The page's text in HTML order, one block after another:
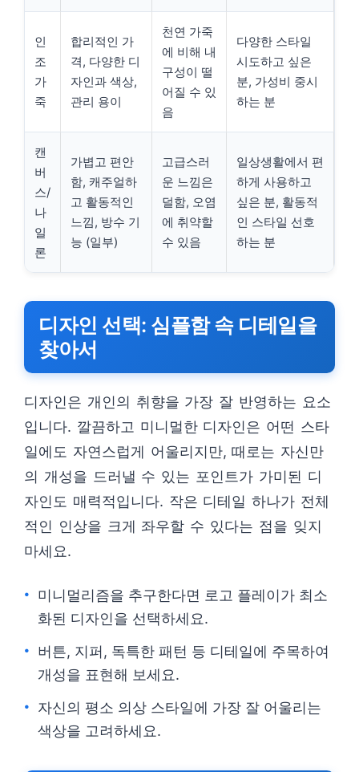
인
조
가
죽
합리적인 가
격, 다양한 디
자인과 색상,
관리 용이
천연 가죽
에 비해 내
구성이 떨
어질 수 있
음
다양한 스타일
시도하고 싶은
분, 가성비 중시
하는 분
캔
버
스/
나
일
론
가볍고 편안
함, 캐주얼하
고 활동적인
느낌, 방수 기
능 (일부)
고급스러
운 느낌은
덜함, 오염
에 취약할
수 있음
일상생활에서 편
하게 사용하고
싶은 분, 활동적
인 스타일 선호
하는 분
디자인 선택: 심플함 속 디테일을
찾아서
디자인은 개인의 취향을 가장 잘 반영하는 요소
입니다. 깔끔하고 미니멀한 디자인은 어떤 스타
일에도 자연스럽게 어울리지만, 때로는 자신만
의 개성을 드러낼 수 있는 포인트가 가미된 디
자인도 매력적입니다. 작은 디테일 하나가 전체
적인 인상을 크게 좌우할 수 있다는 점을 잊지
마세요.
미니멀리즘을 추구한다면 로고 플레이가 최소
화된 디자인을 선택하세요.
버튼, 지퍼, 독특한 패턴 등 디테일에 주목하여
개성을 표현해 보세요.
자신의 평소 의상 스타일에 가장 잘 어울리는
색상을 고려하세요.